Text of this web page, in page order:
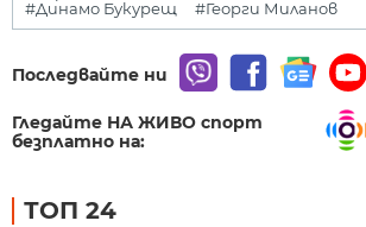
#Динамо Букурещ
#Георги Миланов
Последвайте ни
Гледайте НА ЖИВО спорт
безплатно на:
ТОП 24